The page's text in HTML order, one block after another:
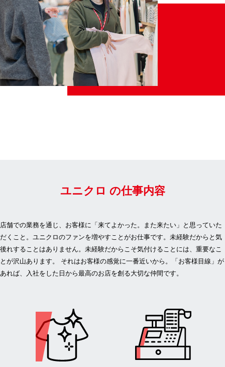
ユニクロ の仕事内容
店舗での業務を通じ、お客様に「来てよかった。また来たい」と思っていた
だくこと。ユニクロのファンを増やすことがお仕事です。未経験だからと気
後れすることはありません。未経験だからこそ気付けることには、重要なこ
とが沢山あります。 それはお客様の感覚に一番近いから。「お客様目線」が
あれば、入社をした日から最高のお店を創る大切な仲間です。